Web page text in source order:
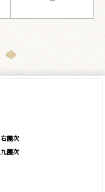
右團次
九團次